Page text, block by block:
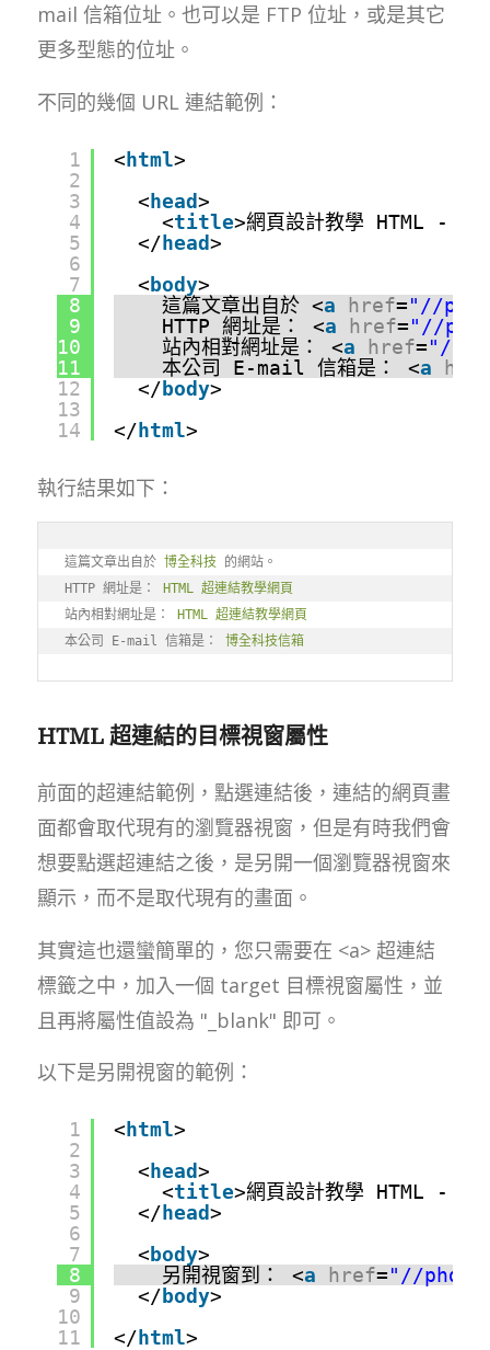
mail 信箱位址。也可以是 FTP 位址，或是其它
更多型態的位址。
不同的幾個 URL 連結範例：
1
2
3
4
5
6
7
8
9
10
11
12
13
14
<html>
<head>
<title>網頁設計教學 HTML - 其
</head>
<body>
這篇文章出自於 <a href="//
HTTP 網址是： <a href="//
站內相對網址是： <a href="/
本公司 E-mail 信箱是： <a
</body>
</html>
執行結果如下：
這篇文章出自於 博全科技 的網站。
HTTP 網址是：
HTML 超連結教學網頁
站內相對網址是：
HTML 超連結教學網頁
本公司 E-mail 信箱是： 博全科技信箱
HTML 超連結的目標視窗屬性
前面的超連結範例，點選連結後，連結的網頁畫
面都會取代現有的瀏覽器視窗，但是有時我們會
想要點選超連結之後，是另開一個瀏覽器視窗來
顯示，而不是取代現有的畫面。
其實這也還蠻簡單的，您只需要在 <a> 超連結
標籤之中，加入一個 target 目標視窗屬性，並
且再將屬性值設為 "_blank" 即可。
以下是另開視窗的範例：
1
2
3
4
5
6
7
8
9
10
11
<html>
<head>
<title>網頁設計教學 HTML - 超
</head>
<body>
另開視窗到： <a href="//
</body>
</html>